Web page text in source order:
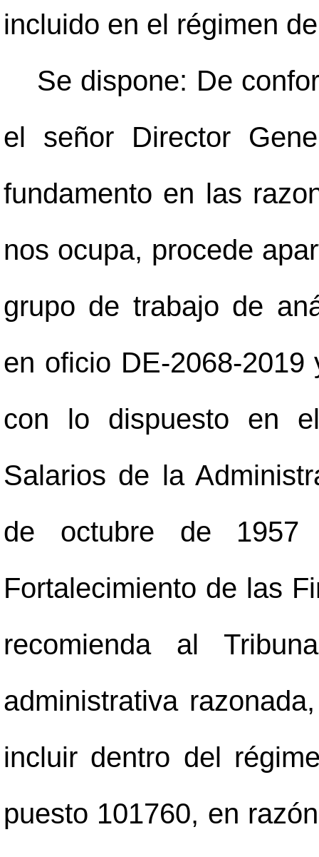
incluido en el régimen
Se dispone: De
el señor Director
fundamento en las
nos ocupa, procede
grupo de trabajo de
en oficio DE-2068-
con lo dispuesto en
Salarios de la
de octubre de
Fortalecimiento de las
recomienda al
administrativa
incluir dentro del
puesto 101760, en